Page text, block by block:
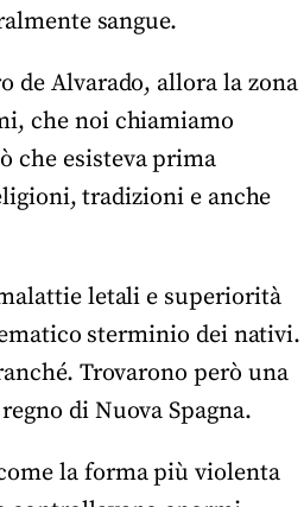
sangue.
de Alvarado, allora la zona
che noi chiamiamo
che esisteva prima
tradizioni e anche
letali e superiorità
sterminio dei nativi.
Trovarono però una
di Nuova Spagna.
la forma più violenta